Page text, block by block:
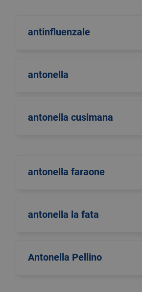
antinfluenzale
antonella
antonella cusimana
antonella faraone
antonella la fata
Antonella Pellino